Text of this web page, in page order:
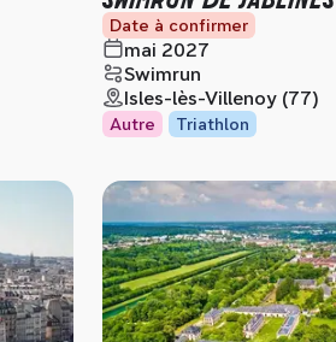
Date à confirmer
mai 2027
Swimrun
Isles-lès-Villenoy (77)
Autre Triathlon